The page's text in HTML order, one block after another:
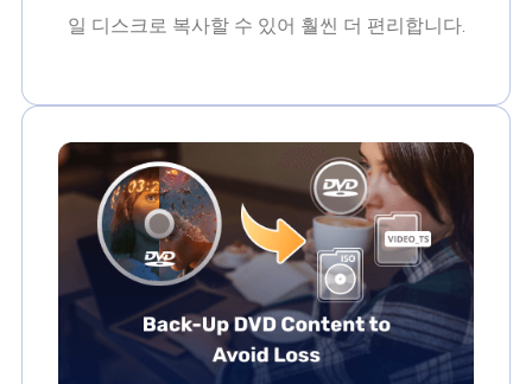
일 디스크로 복사할 수 있어 훨씬 더 편리합니다.